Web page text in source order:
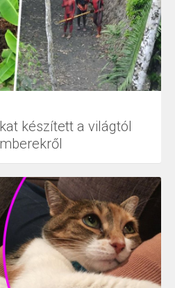
készített a világtól